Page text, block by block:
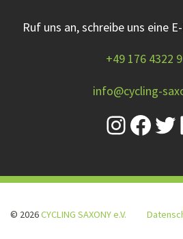
Ruf uns an, schreibe uns eine
+49 176 4322
info@cycling-
© 2026CYCLING SAXONY e.V.